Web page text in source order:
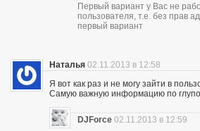
Первый вариант у Вас не
пользователя, т.е. без прав
первый вариант
Наталья 02.11.2013 в 12:58
Я вот как раз и не могу зайти в
Самую важную информацию по
DJForce 02.11.2013 в 12:59